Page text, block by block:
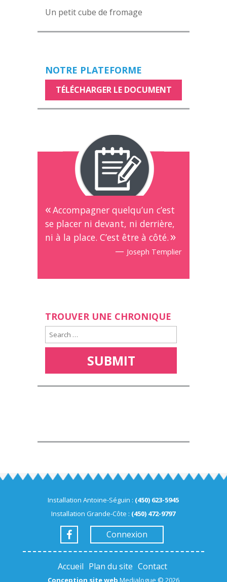
Un petit cube de fromage
NOTRE PLATEFORME
TÉLÉCHARGER LE DOCUMENT
Accompagner quelqu’un c’est
se placer ni devant, ni derrière,
ni à la place. C’est être à côté.
— Joseph Templier
TROUVER UNE CHRONIQUE
Installation Antoine-Séguin : (450) 623-5945
Installation Grande-Côte : (450) 472-9797
Connexion
Accueil Plan du site Contact
Conception site web Medialogue © 2026